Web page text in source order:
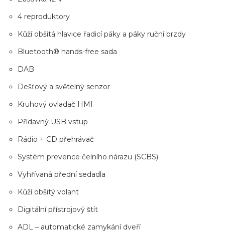
4 reproduktory
Kůží obšitá hlavice řadicí páky a páky ruční brzdy
Bluetooth® hands-free sada
DAB
Dešťový a světelný senzor
Kruhový ovladač HMI
Přídavný USB vstup
Rádio + CD přehrávač
Systém prevence čelního nárazu (SCBS)
Vyhřívaná přední sedadla
Kůží obšitý volant
Digitální přístrojový štít
ADL – automatické zamykání dveří